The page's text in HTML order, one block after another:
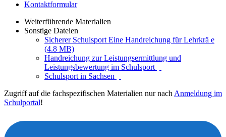
Kontaktformular
Weiterführende Materialien
Sonstige Dateien
Sicherer Schulsport Eine Handreichung für Lehrkrä e
(4.8 MB)
Handreichung zur Leistungsermittlung und
Leistungsbewertung im Schulsport
Schulsport in Sachsen
Zugriff auf die fachspezifischen Materialien nur nach Anmeldung im
Schulportal!